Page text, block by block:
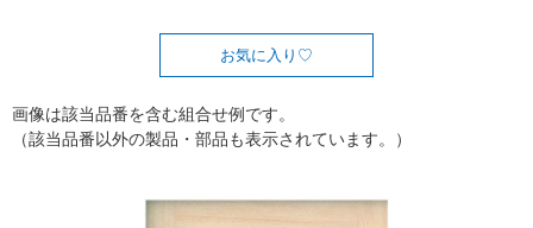
お気に入り
画像は該当品番を含む組合せ例です。
（該当品番以外の製品・部品も表示されています。）